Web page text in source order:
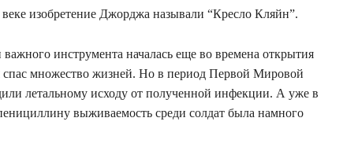
изобретение Джорджа называли “Кресло Кляйн”.
инструмента началась еще во времена открытия
множество жизней. Но в период Первой Мировой
летальному исходу от полученной инфекции. А уже в
выживаемость среди солдат была намного